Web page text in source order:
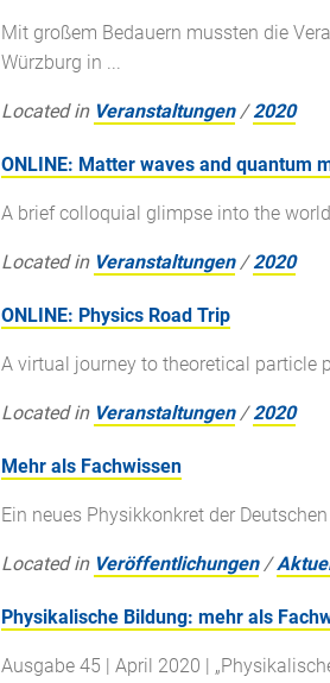
Mit großem Bedauern mussten die
Würzburg in ...
Located in Veranstaltungen /2020
ONLINE: Matter waves and quantum
A brief colloquial glimpse into the
Located in Veranstaltungen /2020
ONLINE: Physics Road Trip
A virtual journey to theoretical particle
Located in Veranstaltungen /2020
Mehr als Fachwissen
Ein neues Physikkonkret der
Located in Veröffentlichungen /
Physikalische Bildung: mehr als
Ausgabe 45 | April 2020 |